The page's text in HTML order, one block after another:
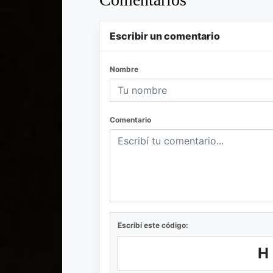
Escribir un comentario
Nombre
Comentario
Escribí este código: